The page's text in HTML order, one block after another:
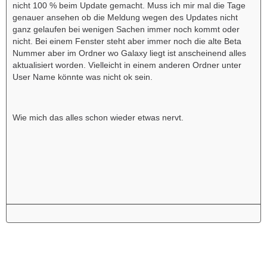
nicht 100 % beim Update gemacht. Muss ich mir mal die Tage
genauer ansehen ob die Meldung wegen des Updates nicht
ganz gelaufen bei wenigen Sachen immer noch kommt oder
nicht. Bei einem Fenster steht aber immer noch die alte Beta
Nummer aber im Ordner wo Galaxy liegt ist anscheinend alles
aktualisiert worden. Vielleicht in einem anderen Ordner unter
User Name könnte was nicht ok sein.
Wie mich das alles schon wieder etwas nervt.